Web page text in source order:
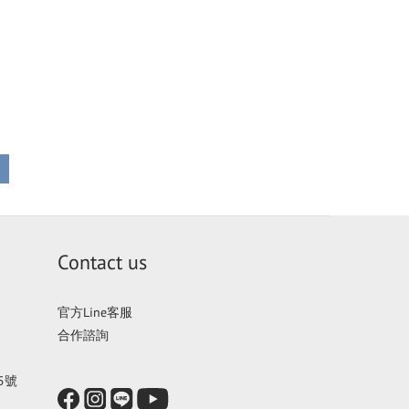
號
Contact us
官方Line客服
合作諮詢